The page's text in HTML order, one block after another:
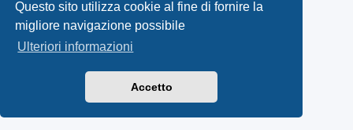
Questo sito utilizza cookie al fine di fornire la
migliore navigazione possibile
Ulteriori informazioni
Accetto